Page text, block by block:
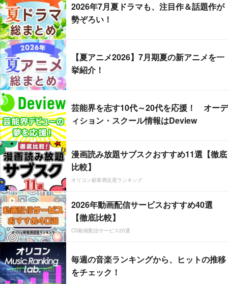
2026年7月夏ドラマも、注目作＆話題作が
勢ぞろい！
【夏アニメ2026】7月期夏の新アニメを一
挙紹介！
芸能界を志す10代～20代を応援！ オーデ
ィション・スクール情報はDeview
漫画読み放題サブスクおすすめ11選【徹底
比較】
オリコン顧客満足度ランキング
2026年動画配信サービスおすすめ40選
【徹底比較】
CS動画配信サービス20選
毎週の音楽ランキングから、ヒットの推移
をチェック！